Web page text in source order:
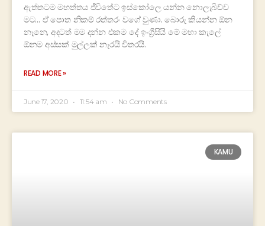
ඇත්තටම මහත්තය ජීවිතේට ඉස්කෝලෙ යන්න නොලැබිච්ච
මට… ඒ පොත නිකම් රත්තරං වගේ වුණා. බොරු කියන්න ඕන
නෑනෙ, අදටත් මම දන්න එකම දේ ඉංග්‍රීසියි මේ මහා කැලේ
ඕනම අස්සක් මුල්ලක් නෑරයි විතරයි.
READ MORE »
June 17, 2020 11:54 am No Comments
KAMU